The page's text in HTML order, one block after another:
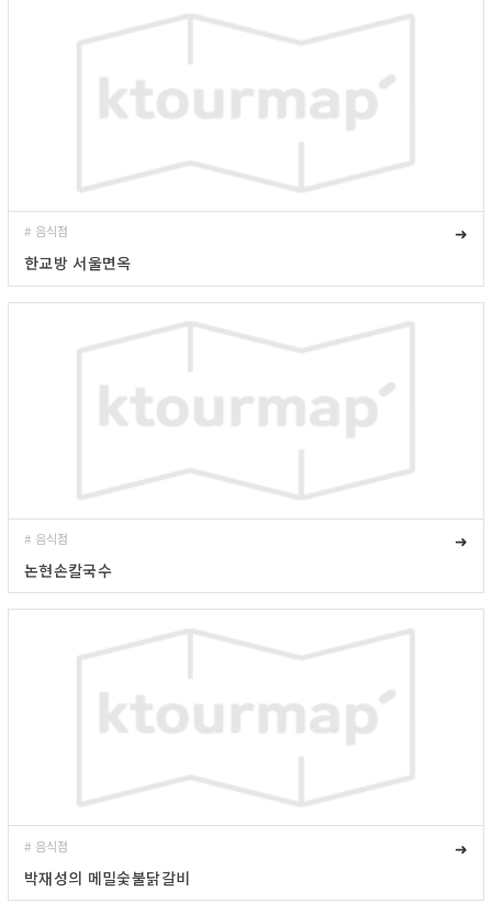
# 음식점
➜
한교방 서울면옥
# 음식점
➜
논현손칼국수
# 음식점
➜
박재성의 메밀숯불닭갈비